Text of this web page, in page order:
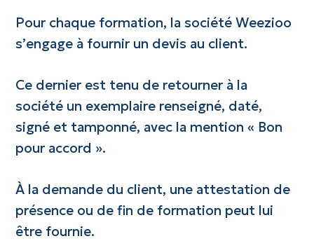
Pour chaque formation, la société Weezioo
s’engage à fournir un devis au client.
Ce dernier est tenu de retourner à la
société un exemplaire renseigné, daté,
signé et tamponné, avec la mention « Bon
pour accord ».
À la demande du client, une attestation de
présence ou de fin de formation peut lui
être fournie.